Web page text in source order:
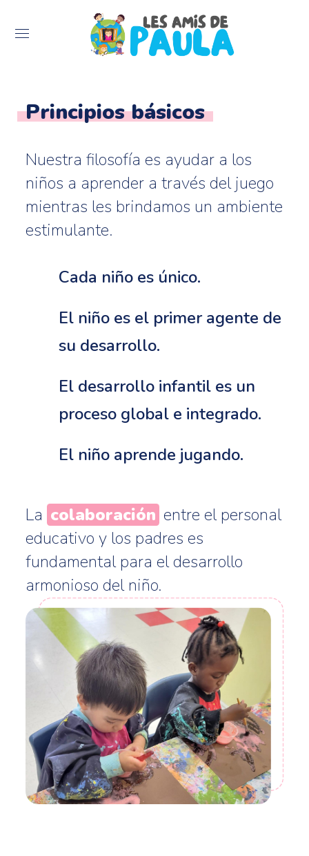
Principios básicos
Nuestra filosofía es ayudar a los
niños a aprender a través del juego
mientras les brindamos un ambiente
estimulante.
Cada niño es único.
El niño es el primer agente de
su desarrollo.
El desarrollo infantil es un
proceso global e integrado.
El niño aprende jugando.
La colaboración entre el personal
educativo y los padres es
fundamental para el desarrollo
armonioso del niño.